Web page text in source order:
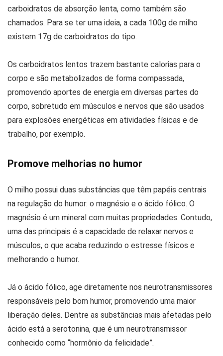
carboidratos de absorção lenta, como também são
chamados. Para se ter uma ideia, a cada 100g de milho
existem 17g de carboidratos do tipo.
Os carboidratos lentos trazem bastante calorias para o
corpo e são metabolizados de forma compassada,
promovendo aportes de energia em diversas partes do
corpo, sobretudo em músculos e nervos que são usados
para explosões energéticas em atividades físicas e de
trabalho, por exemplo.
Promove melhorias no humor
O milho possui duas substâncias que têm papéis centrais
na regulação do humor: o magnésio e o ácido fólico. O
magnésio é um mineral com muitas propriedades. Contudo,
uma das principais é a capacidade de relaxar nervos e
músculos, o que acaba reduzindo o estresse físicos e
melhorando o humor.
Já o ácido fólico, age diretamente nos neurotransmissores
responsáveis pelo bom humor, promovendo uma maior
liberação deles. Dentre as substâncias mais afetadas pelo
ácido está a serotonina, que é um neurotransmissor
conhecido como “hormônio da felicidade”.